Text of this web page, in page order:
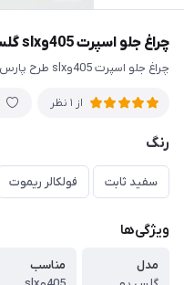
چراغ جلو اسپرت 405وslx گلس یو سفید
چراغ جلو اسپرت 405وslx طرح پارس برند ftnt گلس یو سفید
از 1 نظر
رنگ
سفید ثابت فولکالر ریموت
ویژگی‌ها
مدل
مناسب